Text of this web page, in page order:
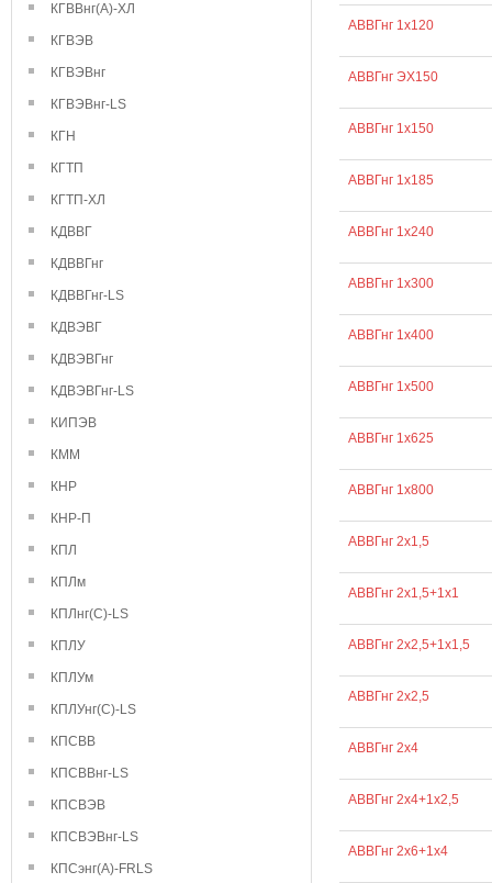
КГВВнг(А)-ХЛ
КГВЭВ
КГВЭВнг
КГВЭВнг-LS
КГН
КГТП
КГТП-ХЛ
КДВВГ
КДВВГнг
КДВВГнг-LS
КДВЭВГ
КДВЭВГнг
КДВЭВГнг-LS
КИПЭВ
КММ
КНР
КНР-П
КПЛ
КПЛм
КПЛнг(С)-LS
КПЛУ
КПЛУм
КПЛУнг(С)-LS
КПСВВ
КПСВВнг-LS
КПСВЭВ
КПСВЭВнг-LS
КПСэнг(А)-FRLS
АВВГнг 1х120
АВВГнг ЭХ150
АВВГнг 1х150
АВВГнг 1х185
АВВГнг 1х240
АВВГнг 1х300
АВВГнг 1х400
АВВГнг 1х500
АВВГнг 1х625
АВВГнг 1х800
АВВГнг 2х1,5
АВВГнг 2х1,5+1х1
АВВГнг 2х2,5+1х1,5
АВВГнг 2х2,5
АВВГнг 2х4
АВВГнг 2х4+1х2,5
АВВГнг 2х6+1х4